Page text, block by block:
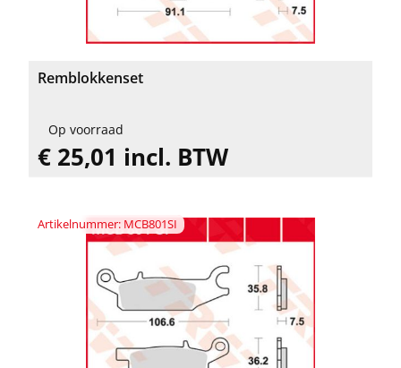
Remblokkenset
Op voorraad
€ 25,01 incl. BTW
Artikelnummer: MCB801SI